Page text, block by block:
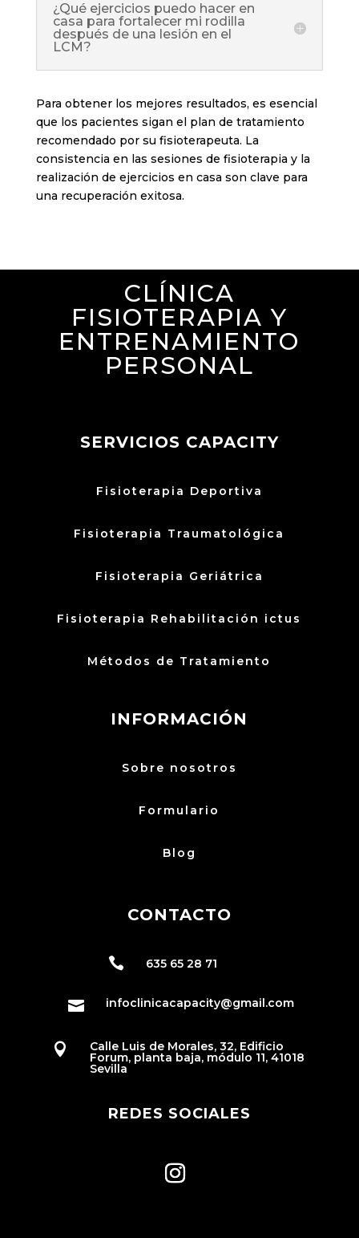
¿Qué ejercicios puedo hacer en
casa para fortalecer mi rodilla
después de una lesión en el
LCM?
Para obtener los mejores resultados, es esencial
que los pacientes sigan el plan de tratamiento
recomendado por su fisioterapeuta. La
consistencia en las sesiones de fisioterapia y la
realización de ejercicios en casa son clave para
una recuperación exitosa.
CLÍNICA
FISIOTERAPIA Y
ENTRENAMIENTO
PERSONAL
SERVICIOS CAPACITY
Fisioterapia Deportiva
Fisioterapia Traumatológica
Fisioterapia Geriátrica
Fisioterapia Rehabilitación ictus
Métodos de Tratamiento
INFORMACIÓN
Sobre nosotros
Formulario
Blog
CONTACTO
 635 65 28 71
 infoclinicacapacity@gmail.com
 Calle Luis de Morales, 32, Edificio
Forum, planta baja, módulo 11, 41018
Sevilla
REDES SOCIALES